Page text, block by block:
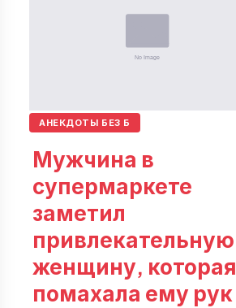
АНЕКДОТЫ БЕЗ Б
Мужчина в
супермаркете
заметил
привлекательную
женщину, которая
помахала ему рук